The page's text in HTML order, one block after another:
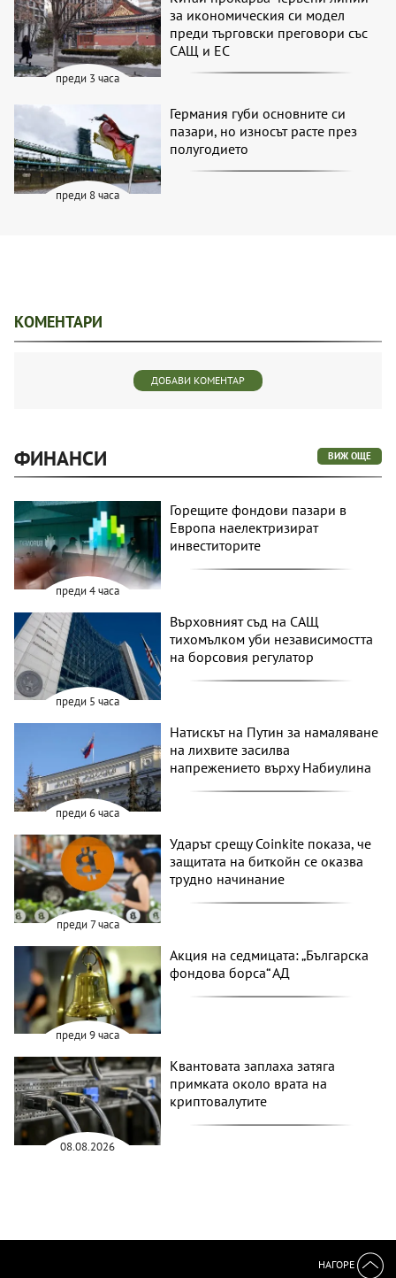
преди 3 часа
за икономическия си модел
преди търговски преговори със
САЩ и ЕС
преди 8 часа
Германия губи основните си
пазари, но износът расте през
полугодието
КОМЕНТАРИ
ДОБАВИ КОМЕНТАР
ФИНАНСИ ВИЖ ОЩЕ
преди 4 часа
Горещите фондови пазари в
Европа наелектризират
инвеститорите
преди 5 часа
Върховният съд на САЩ
тихомълком уби независимостта
на борсовия регулатор
преди 6 часа
Натискът на Путин за намаляване
на лихвите засилва
напрежението върху Набиулина
преди 7 часа
Ударът срещу Coinkite показа, че
защитата на биткойн се оказва
трудно начинание
преди 9 часа
Акция на седмицата: „Българска
фондова борса“ АД
08.08.2026
Квантовата заплаха затяга
примката около врата на
криптовалутите
НАГОРЕ